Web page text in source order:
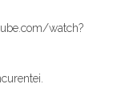
watch?